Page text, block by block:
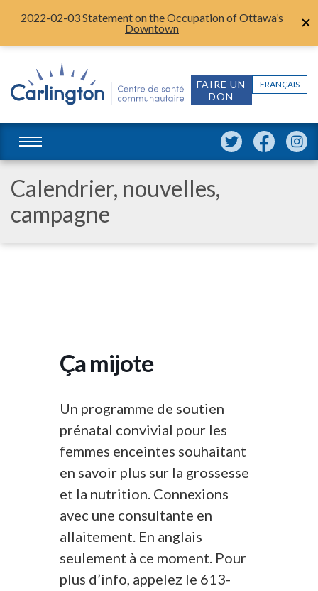
2022-02-03 Statement on the Occupation of Ottawa’s
Downtown
FRANÇAIS
FAIRE UN
DON
Calendrier, nouvelles,
campagne
Ça mijote
Un programme de soutien
prénatal convivial pour les
femmes enceintes souhaitant
en savoir plus sur la grossesse
et la nutrition. Connexions
avec une consultante en
allaitement. En anglais
seulement à ce moment. Pour
plus d’info, appelez le 613-